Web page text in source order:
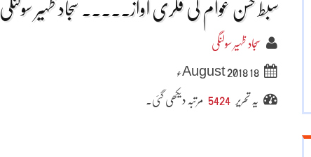
سبط حسن عوام کی فکری آواز۔۔۔۔۔ سجاد ظہیر سولنگی
سجاد ظہیر سولنگی
18 August 2018ء
یہ تحریر 5424 مرتبہ دیکھی گئی۔